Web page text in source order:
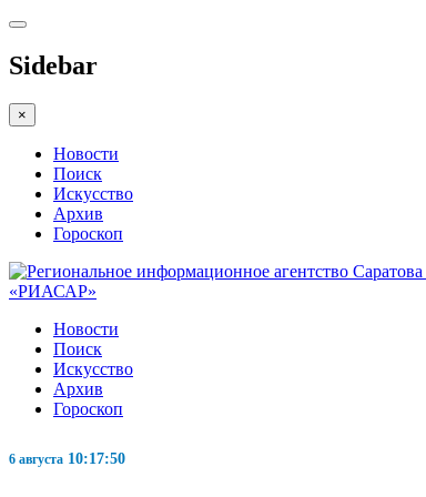
Sidebar
×
Новости
Поиск
Искусство
Архив
Гороскоп
«РИАСАР»
Новости
Поиск
Искусство
Архив
Гороскоп
6 августа 10:17:50